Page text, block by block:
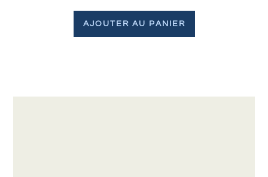
AJOUTER AU PANIER